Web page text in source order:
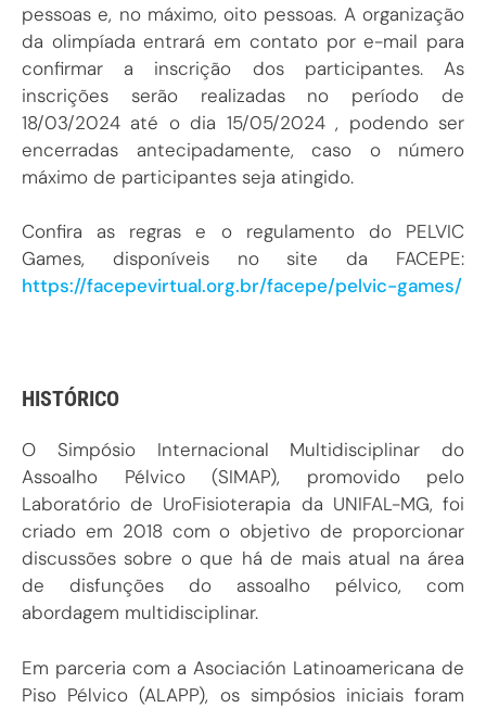
pessoas e, no máximo, oito pessoas. A organização
da olimpíada entrará em contato por e-mail para
confirmar a inscrição dos participantes. As
inscrições serão realizadas no período de
18/03/2024 até o dia 15/05/2024 , podendo ser
encerradas antecipadamente, caso o número
máximo de participantes seja atingido.
Confira as regras e o regulamento do PELVIC
Games, disponíveis no site da FACEPE:
https://facepevirtual.org.br/facepe/pelvic-games/
HISTÓRICO
O Simpósio Internacional Multidisciplinar do
Assoalho Pélvico (SIMAP), promovido pelo
Laboratório de UroFisioterapia da UNIFAL-MG, foi
criado em 2018 com o objetivo de proporcionar
discussões sobre o que há de mais atual na área
de disfunções do assoalho pélvico, com
abordagem multidisciplinar.
Em parceria com a Asociación Latinoamericana de
Piso Pélvico (ALAPP), os simpósios iniciais foram